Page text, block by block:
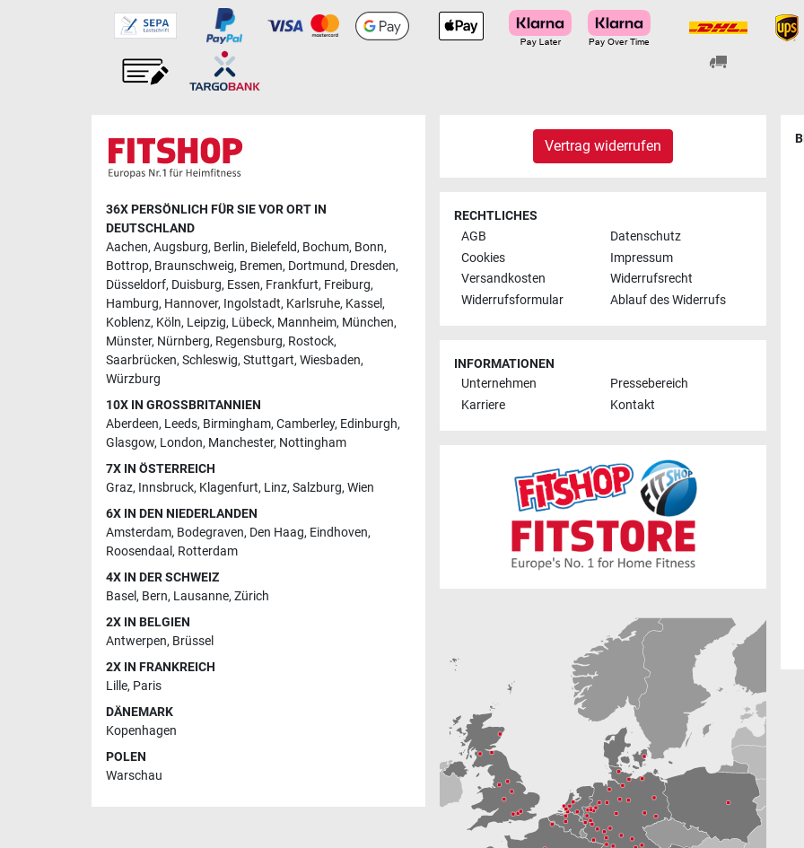
36X PERSÖNLICH FÜR SIE VOR ORT IN
DEUTSCHLAND
Aachen, Augsburg, Berlin, Bielefeld, Bochum, Bonn,
Bottrop, Braunschweig, Bremen, Dortmund, Dresden,
Düsseldorf, Duisburg, Essen, Frankfurt, Freiburg,
Hamburg, Hannover, Ingolstadt, Karlsruhe, Kassel,
Koblenz, Köln, Leipzig, Lübeck, Mannheim, München,
Münster, Nürnberg, Regensburg, Rostock,
Saarbrücken, Schleswig, Stuttgart, Wiesbaden,
Würzburg
10X IN GROSSBRITANNIEN
Aberdeen, Leeds, Birmingham, Camberley, Edinburgh,
Glasgow, London, Manchester, Nottingham
7X IN ÖSTERREICH
Graz, Innsbruck, Klagenfurt, Linz, Salzburg, Wien
6X IN DEN NIEDERLANDEN
Amsterdam, Bodegraven, Den Haag, Eindhoven,
Roosendaal , Rotterdam
4X IN DER SCHWEIZ
Basel, Bern, Lausanne, Zürich
2X IN BELGIEN
Antwerpen, Brüssel
2X IN FRANKREICH
Lille, Paris
DÄNEMARK
Kopenhagen
POLEN
Warschau
Vertrag widerrufen
RECHTLICHES
AGB
Datenschutz
Cookies
Impressum
Versandkosten
Widerrufsrecht
Widerrufsformular
Ablauf des Widerrufs
INFORMATIONEN
Unternehmen
Pressebereich
Karriere
Kontakt